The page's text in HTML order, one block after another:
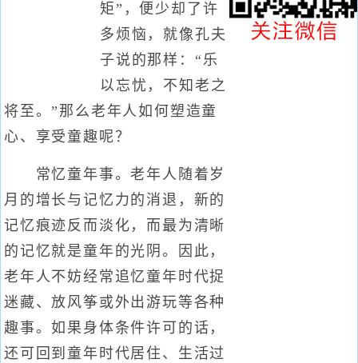
矩”，便少却了许
多烦恼，就像孔夫
子说的那样：“乐
以忘忧，不知老之
将至。”那么老年人如何塑造童
心、享受童趣呢？
常忆童年事。老年人随着岁
月的增长与记忆力的消退，新的
记忆痕迹反而淡化，而最为清晰
的记忆就是童年的光阴。因此，
老年人不妨经常追忆童年时代捉
迷藏、放风筝或外出游玩等各种
趣事。如果身体条件许可的话，
还可回到童年时代居住、生活过